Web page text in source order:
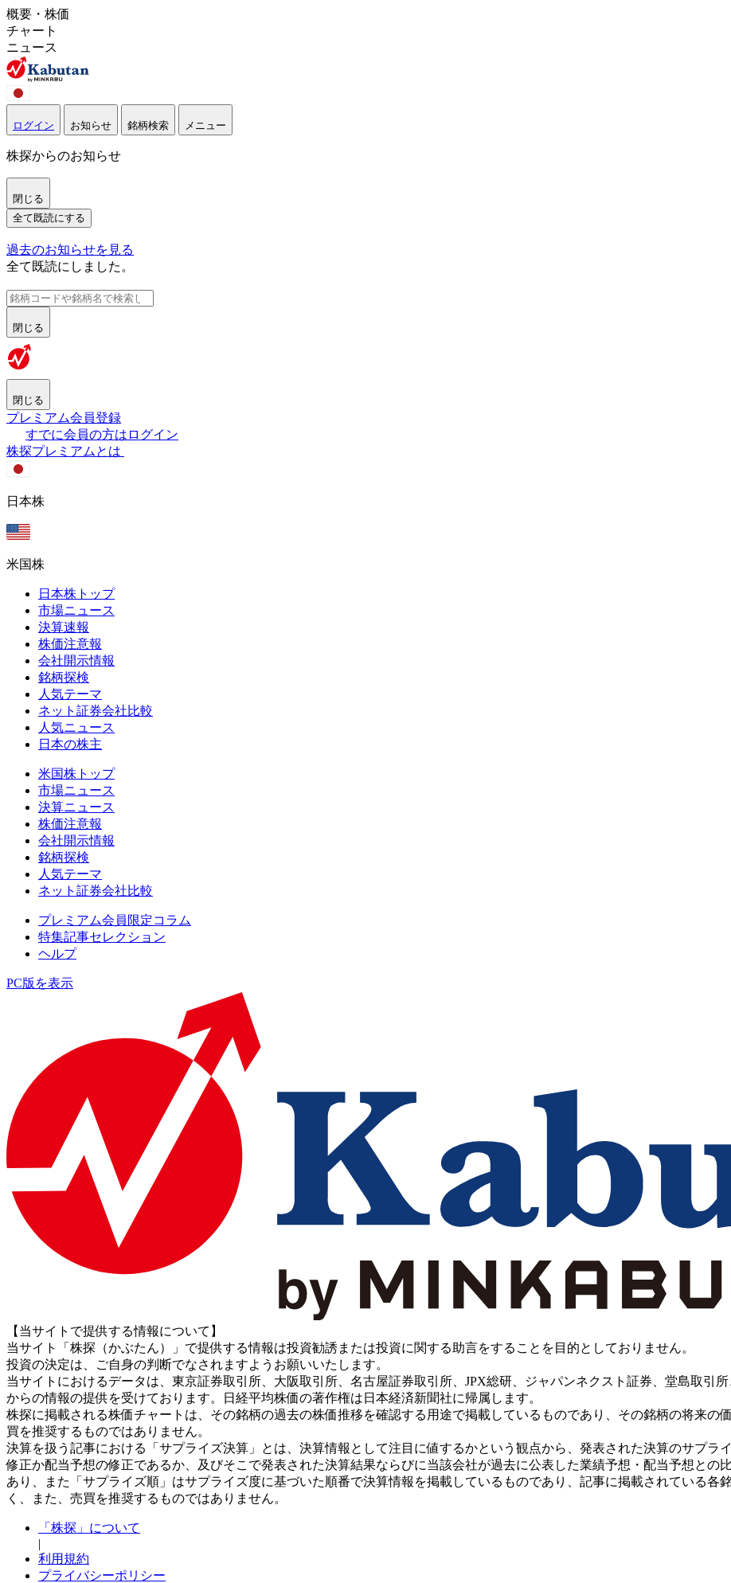
概要・株価
チャート
ニュース
ログイン お知らせ 銘柄検索 メニュー
株探からのお知らせ
閉じる
全て既読にする
過去のお知らせを見る
全て既読にしました。
閉じる
閉じる
プレミアム会員登録
すでに会員の方はログイン
株探プレミアムとは
日本株
米国株
日本株トップ
市場ニュース
決算速報
株価注意報
会社開示情報
銘柄探検
人気テーマ
ネット証券会社比較
人気ニュース
日本の株主
米国株トップ
市場ニュース
決算ニュース
株価注意報
会社開示情報
銘柄探検
人気テーマ
ネット証券会社比較
プレミアム会員限定コラム
特集記事セレクション
ヘルプ
PC版を表示
【当サイトで提供する情報について】
当サイト「株探（かぶたん）」で提供する情報は投資勧誘または投資に関する助言をすることを目的としておりません。
投資の決定は、ご自身の判断でなされますようお願いいたします。
当サイトにおけるデータは、東京証券取引所、大阪取引所、名古屋証券取引所、JPX総研、ジャパンネクスト証券、堂島取引所
からの情報の提供を受けております。日経平均株価の著作権は日本経済新聞社に帰属します。
株探に掲載される株価チャートは、その銘柄の過去の株価推移を確認する用途で掲載しているものであり、その銘柄の将来の
買を推奨するものではありません。
決算を扱う記事における「サプライズ決算」とは、決算情報として注目に値するかという観点から、発表された決算のサプラ
修正か配当予想の修正であるか、及びそこで発表された決算結果ならびに当該会社が過去に公表した業績予想・配当予想との
あり、また「サプライズ順」はサプライズ度に基づいた順番で決算情報を掲載しているものであり、記事に掲載されている各
く、また、売買を推奨するものではありません。
「株探」について
|
利用規約
プライバシーポリシー